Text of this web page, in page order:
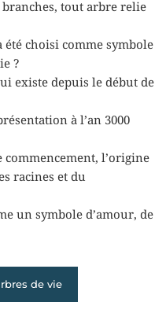
branches, tout arbre relie
été choisi comme symbole
?
existe depuis le début de
à l’an 3000
l’origine
racines et du
un symbole d’amour, de
de vie